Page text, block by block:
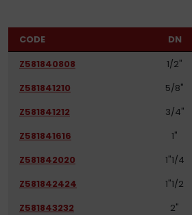
CODE DN
Z581840808
1/2"
Z581841210
5/8"
Z581841212
3/4"
Z581841616
1"
Z581842020
1"1/4
Z581842424
1"1/2
Z581843232
2"